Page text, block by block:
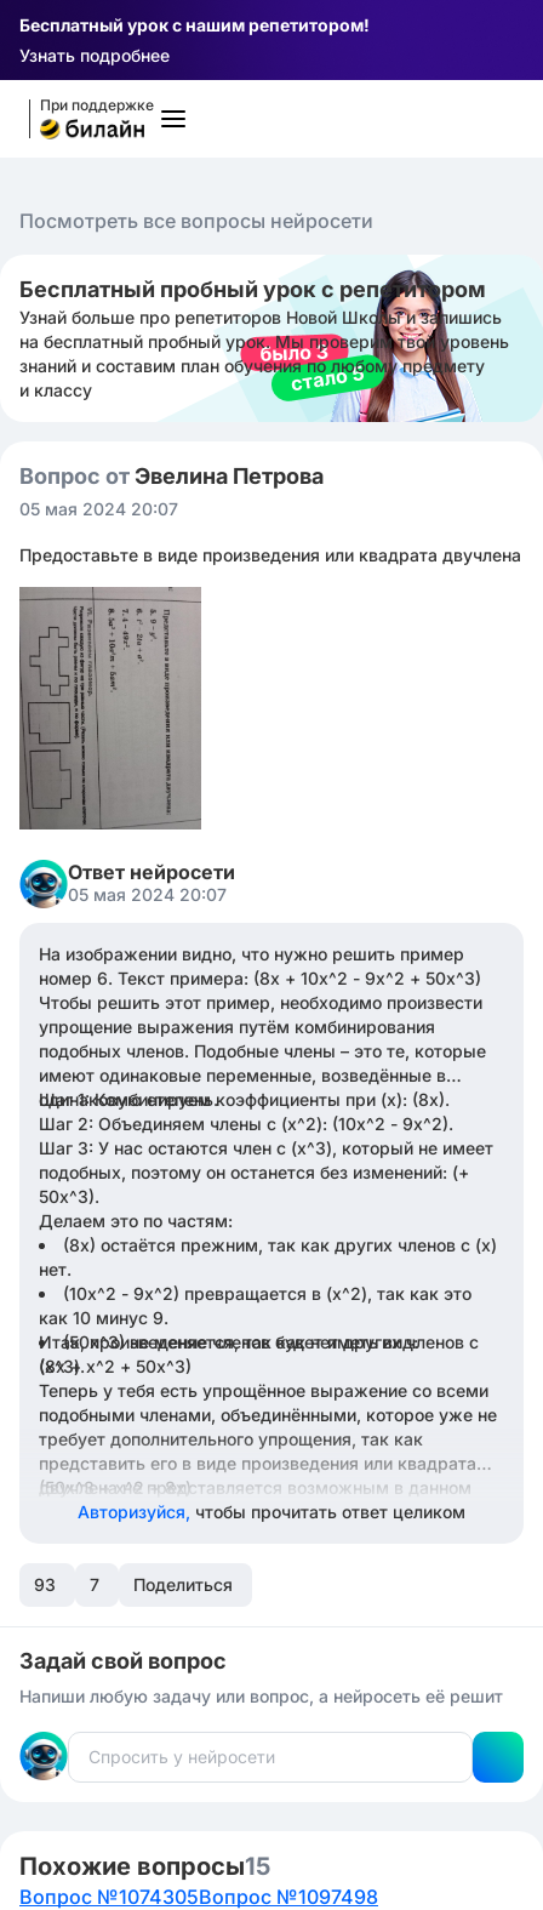
Бесплатный урок с нашим репетитором!
Узнать подробнее
При поддержке
Посмотреть все вопросы нейросети
Бесплатный пробный урок с репетитором
Узнай больше про репетиторов Новой Школы и запишись
на бесплатный пробный урок. Мы проверим твой уровень
знаний и составим план обучения по любому предмету
и классу
Вопрос от Эвелина Петрова
05 мая 2024 20:07
Предоставьте в виде произведения или квадрата двучлена
Ответ нейросети
05 мая 2024 20:07
На изображении видно, что нужно решить пример
номер 6. Текст примера: (8x + 10x^2 - 9x^2 + 50x^3)
Чтобы решить этот пример, необходимо произвести
упрощение выражения путём комбинирования
подобных членов. Подобные члены – это те, которые
имеют одинаковые переменные, возведённые в
одинаковую степень.
Шаг 1: Комбинируем коэффициенты при (x): (8x).
Шаг 2: Объединяем члены с (x^2): (10x^2 - 9x^2).
Шаг 3: У нас остаются член с (x^3), который не имеет
подобных, поэтому он останется без изменений: (+
50x^3).
Делаем это по частям:
(8x) остаётся прежним, так как других членов с (x)
нет.
(10x^2 - 9x^2) превращается в (x^2), так как это
как 10 минус 9.
(50x^3) не меняется, так как нет других членов с
(x^3).
Итак, произведение членов будет иметь вид:
(8x + x^2 + 50x^3)
Теперь у тебя есть упрощённое выражение со всеми
подобными членами, объединёнными, которое уже не
требует дополнительного упрощения, так как
представить его в виде произведения или квадрата
двучлена не представляется возможным в данном
случае. Ответ:
(50x^3 + x^2 + 8x)
Авторизуйся, чтобы прочитать ответ целиком
93 7 Поделиться
Задай свой вопрос
Напиши любую задачу или вопрос, а нейросеть её решит
Похожие вопросы15
Вопрос №1074305Вопрос №1097498